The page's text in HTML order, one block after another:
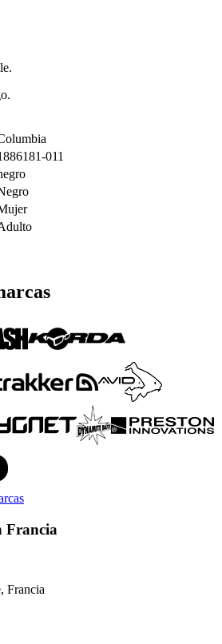
011
Francia
Francia